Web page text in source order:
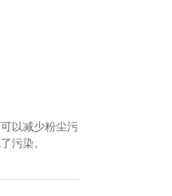
以减少粉尘污
污染。